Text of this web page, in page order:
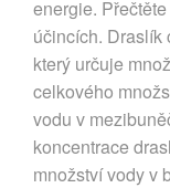
energie.
účincích. Draslík
který určuje
celkového
vodu v
koncentrace
množství vody v